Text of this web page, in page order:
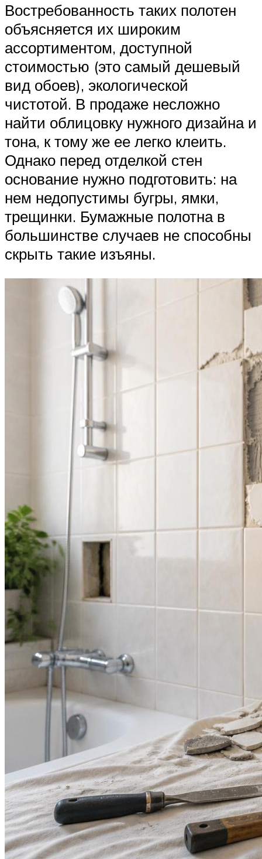
Востребованность таких полотен
объясняется их широким
ассортиментом, доступной
стоимостью (это самый дешевый
вид обоев), экологической
чистотой. В продаже несложно
найти облицовку нужного дизайна и
тона, к тому же ее легко клеить.
Однако перед отделкой стен
основание нужно подготовить: на
нем недопустимы бугры, ямки,
трещинки. Бумажные полотна в
большинстве случаев не способны
скрыть такие изъяны.